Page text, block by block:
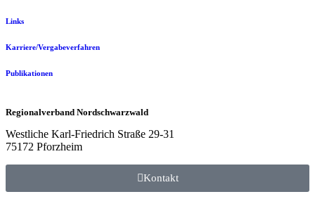
Links
Karriere/Vergabeverfahren
Publikationen
Regionalverband Nordschwarzwald
Westliche Karl-Friedrich Straße 29-31
75172 Pforzheim
Kontakt